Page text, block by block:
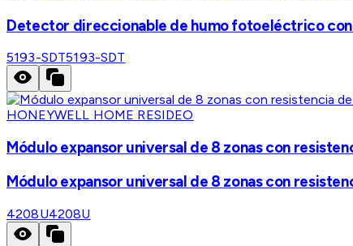
Detector direccionable de humo fotoeléctrico
5193-SDT5193-SDT
HONEYWELL HOME RESIDEO
Módulo expansor universal de 8 zonas con
Módulo expansor universal de 8 zonas con
4208U4208U